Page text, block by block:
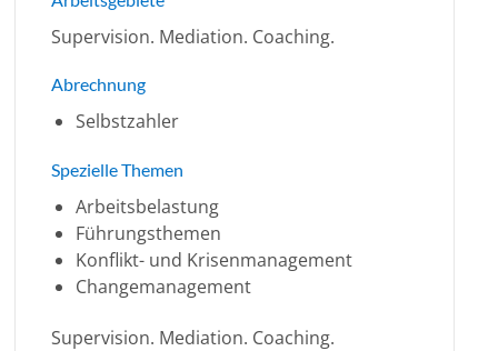
Supervision. Mediation. Coaching.
Abrechnung
Selbstzahler
Spezielle Themen
Arbeitsbelastung
Führungsthemen
Konflikt- und Krisenmanagement
Changemanagement
Supervision. Mediation. Coaching.